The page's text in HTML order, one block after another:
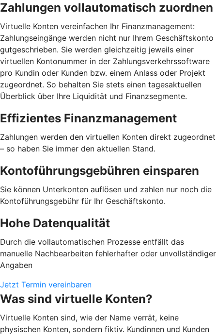
Zahlungen vollautomatisch zuordnen
Virtuelle Konten vereinfachen Ihr Finanzmanagement:
Zahlungseingänge werden nicht nur Ihrem Geschäftskonto
gutgeschrieben. Sie werden gleichzeitig jeweils einer
virtuellen Kontonummer in der Zahlungsverkehrssoftware
pro Kundin oder Kunden bzw. einem Anlass oder Projekt
zugeordnet. So behalten Sie stets einen tagesaktuellen
Überblick über Ihre Liquidität und Finanzsegmente.
Effizientes Finanzmanagement
Zahlungen werden den virtuellen Konten direkt zugeordnet
– so haben Sie immer den aktuellen Stand.
Kontoführungsgebühren einsparen
Sie können Unterkonten auflösen und zahlen nur noch die
Kontoführungsgebühr für Ihr Geschäftskonto.
Hohe Datenqualität
Durch die vollautomatischen Prozesse entfällt das
manuelle Nachbearbeiten fehlerhafter oder unvollständiger
Angaben
Jetzt Termin vereinbaren
Was sind virtuelle Konten?
Virtuelle Konten sind, wie der Name verrät, keine
physischen Konten, sondern fiktiv. Kundinnen und Kunden